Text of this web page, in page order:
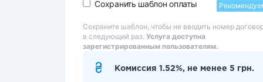
Сохранить шаблон оплаты
Сохраните шаблон, чтобы не вводить номер
в следующий раз. Услуга доступна
зарегистрированным пользователям.
Комиссия 1.52%, не менее 5 грн.